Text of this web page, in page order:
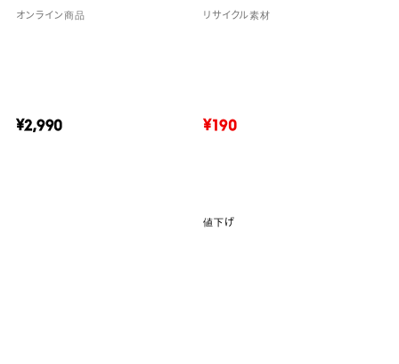
オンライン商品
¥2,990
リサイクル素材
¥190
値下げ